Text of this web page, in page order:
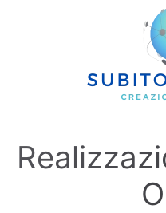
Skip to main content